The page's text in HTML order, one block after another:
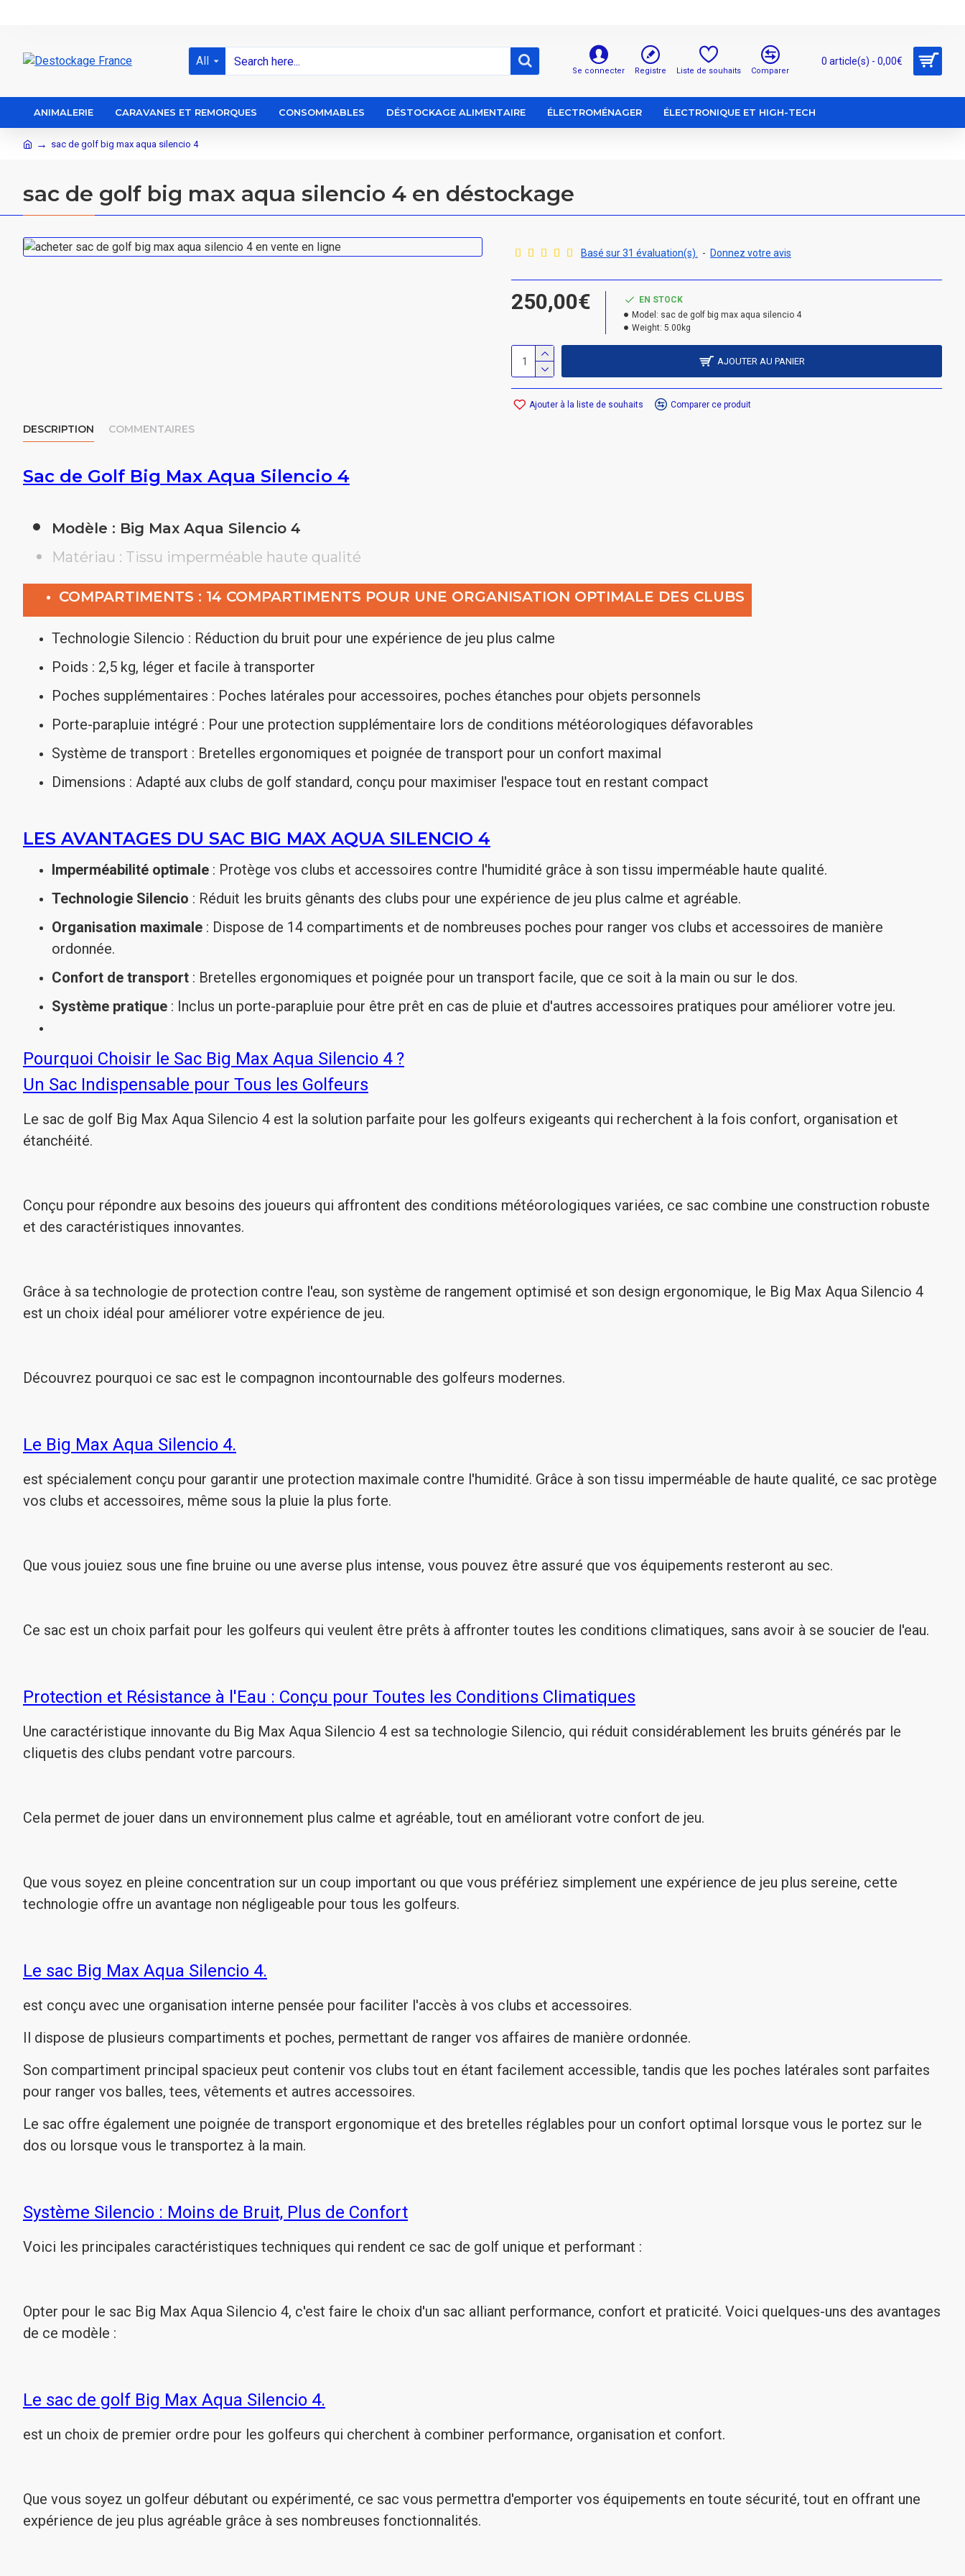
All
Se connecter Registre Liste de souhaits Comparer
0 article(s) - 0,00€
ANIMALERIE CARAVANES ET REMORQUES CONSOMMABLES DÉSTOCKAGE ALIMENTAIRE ÉLECTROMÉNAGER ÉLECTRONIQUE ET HIGH-TECH
sac de golf big max aqua silencio 4
sac de golf big max aqua silencio 4 en déstockage
Basé sur 31 évaluation(s). - Donnez votre avis
250,00€
EN STOCK
Model: sac de golf big max aqua silencio 4
Weight: 5.00kg
AJOUTER AU PANIER
Ajouter à la liste de souhaits Comparer ce produit
DESCRIPTION COMMENTAIRES
Sac de Golf Big Max Aqua Silencio 4
Modèle : Big Max Aqua Silencio 4
Matériau : Tissu imperméable haute qualité
COMPARTIMENTS : 14 COMPARTIMENTS POUR UNE ORGANISATION OPTIMALE DES CLUBS
Technologie Silencio : Réduction du bruit pour une expérience de jeu plus calme
Poids : 2,5 kg, léger et facile à transporter
Poches supplémentaires : Poches latérales pour accessoires, poches étanches pour objets personnels
Porte-parapluie intégré : Pour une protection supplémentaire lors de conditions météorologiques défavorables
Système de transport : Bretelles ergonomiques et poignée de transport pour un confort maximal
Dimensions : Adapté aux clubs de golf standard, conçu pour maximiser l'espace tout en restant compact
LES AVANTAGES DU SAC BIG MAX AQUA SILENCIO 4
Imperméabilité optimale : Protège vos clubs et accessoires contre l'humidité grâce à son tissu imperméable haute qualité.
Technologie Silencio : Réduit les bruits gênants des clubs pour une expérience de jeu plus calme et agréable.
Organisation maximale : Dispose de 14 compartiments et de nombreuses poches pour ranger vos clubs et accessoires de manière
ordonnée.
Confort de transport : Bretelles ergonomiques et poignée pour un transport facile, que ce soit à la main ou sur le dos.
Système pratique : Inclus un porte-parapluie pour être prêt en cas de pluie et d'autres accessoires pratiques pour améliorer votre jeu.
Pourquoi Choisir le Sac Big Max Aqua Silencio 4 ?
Un Sac Indispensable pour Tous les Golfeurs
Le sac de golf Big Max Aqua Silencio 4 est la solution parfaite pour les golfeurs exigeants qui recherchent à la fois confort, organisation et
étanchéité.
Conçu pour répondre aux besoins des joueurs qui affrontent des conditions météorologiques variées, ce sac combine une construction robuste
et des caractéristiques innovantes.
Grâce à sa technologie de protection contre l'eau, son système de rangement optimisé et son design ergonomique, le Big Max Aqua Silencio 4
est un choix idéal pour améliorer votre expérience de jeu.
Découvrez pourquoi ce sac est le compagnon incontournable des golfeurs modernes.
Le Big Max Aqua Silencio 4.
est spécialement conçu pour garantir une protection maximale contre l'humidité. Grâce à son tissu imperméable de haute qualité, ce sac protège
vos clubs et accessoires, même sous la pluie la plus forte.
Que vous jouiez sous une fine bruine ou une averse plus intense, vous pouvez être assuré que vos équipements resteront au sec.
Ce sac est un choix parfait pour les golfeurs qui veulent être prêts à affronter toutes les conditions climatiques, sans avoir à se soucier de l'eau.
Protection et Résistance à l'Eau : Conçu pour Toutes les Conditions Climatiques
Une caractéristique innovante du Big Max Aqua Silencio 4 est sa technologie Silencio, qui réduit considérablement les bruits générés par le
cliquetis des clubs pendant votre parcours.
Cela permet de jouer dans un environnement plus calme et agréable, tout en améliorant votre confort de jeu.
Que vous soyez en pleine concentration sur un coup important ou que vous préfériez simplement une expérience de jeu plus sereine, cette
technologie offre un avantage non négligeable pour tous les golfeurs.
Le sac Big Max Aqua Silencio 4.
est conçu avec une organisation interne pensée pour faciliter l'accès à vos clubs et accessoires.
Il dispose de plusieurs compartiments et poches, permettant de ranger vos affaires de manière ordonnée.
Son compartiment principal spacieux peut contenir vos clubs tout en étant facilement accessible, tandis que les poches latérales sont parfaites
pour ranger vos balles, tees, vêtements et autres accessoires.
Le sac offre également une poignée de transport ergonomique et des bretelles réglables pour un confort optimal lorsque vous le portez sur le
dos ou lorsque vous le transportez à la main.
Système Silencio : Moins de Bruit, Plus de Confort
Voici les principales caractéristiques techniques qui rendent ce sac de golf unique et performant :
Opter pour le sac Big Max Aqua Silencio 4, c'est faire le choix d'un sac alliant performance, confort et praticité. Voici quelques-uns des avantages
de ce modèle :
Le sac de golf Big Max Aqua Silencio 4.
est un choix de premier ordre pour les golfeurs qui cherchent à combiner performance, organisation et confort.
Que vous soyez un golfeur débutant ou expérimenté, ce sac vous permettra d'emporter vos équipements en toute sécurité, tout en offrant une
expérience de jeu plus agréable grâce à ses nombreuses fonctionnalités.